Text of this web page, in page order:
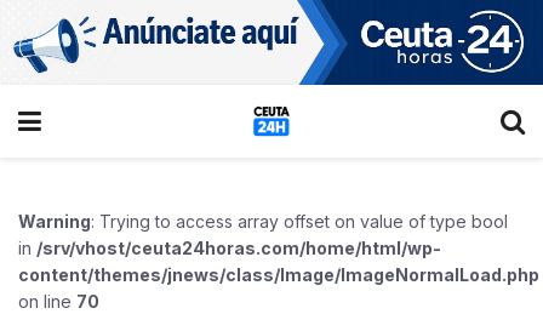
Warning: Trying to access array offset on value of type bool
in /srv/vhost/ceuta24horas.com/home/html/wp-
content/themes/jnews/class/Image/ImageNormalLoad.php
on line 70